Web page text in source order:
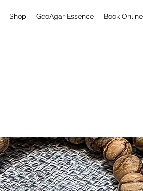
Shop GeoAgar Essence Book Online